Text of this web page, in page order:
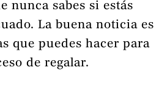
nunca sabes si estás
La buena noticia es
que puedes hacer para
de regalar.